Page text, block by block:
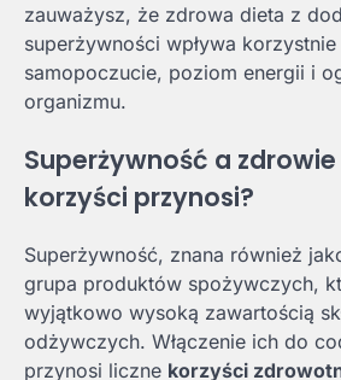
zauważysz, że zdrowa dieta z
superżywności wpływa
samopoczucie, poziom energii i
organizmu.
Superżywność a
korzyści przynosi?
Superżywność, znana również
grupa produktów spożywczych,
wyjątkowo wysoką zawartością
odżywczych. Włączenie ich do
przynosi liczne korzyści